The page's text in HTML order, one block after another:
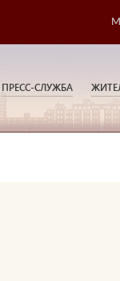
ПРЕСС-СЛУЖБА